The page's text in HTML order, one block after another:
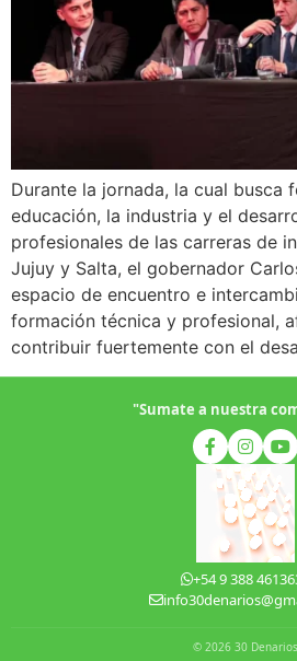
Durante la jornada, la cual busca
educación, la industria y el
profesionales de las carreras de
Jujuy y Salta, el gobernador
espacio de encuentro e
formación técnica y profesional,
contribuir fuertemente con el
"Sumate a nuestra
+54 9 388
© 2026 30 Denarios